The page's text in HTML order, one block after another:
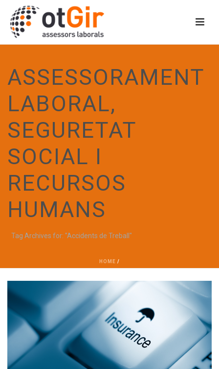
ASSESSORAMENT
LABORAL,
SEGURETAT
SOCIAL I
RECURSOS
HUMANS
Tag Archives for: "Accidents de Treball"
HOME /